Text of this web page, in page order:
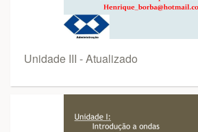
Unidade III - Atualizado